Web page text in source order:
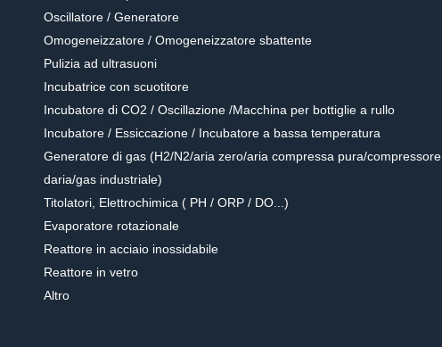
Oscillatore / Generatore
Omogeneizzatore / Omogeneizzatore sbattente
Pulizia ad ultrasuoni
Incubatrice con scuotitore
Incubatore di CO2 / Oscillazione /Macchina per bottiglie a rullo
Incubatore / Essiccazione / Incubatore a bassa temperatura
Generatore di gas (H2/N2/aria zero/aria compressa pura/compressore
daria/gas industriale)
Titolatori, Elettrochimica ( PH / ORP / DO...)
Evaporatore rotazionale
Reattore in acciaio inossidabile
Reattore in vetro
Altro